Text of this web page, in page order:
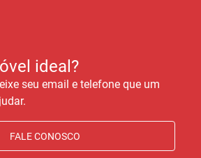
ideal?
seu email e telefone que um
FALE CONOSCO